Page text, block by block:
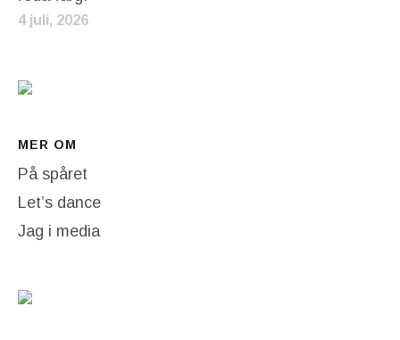
4 juli, 2026
MER OM
På spåret
Let’s dance
Jag i media